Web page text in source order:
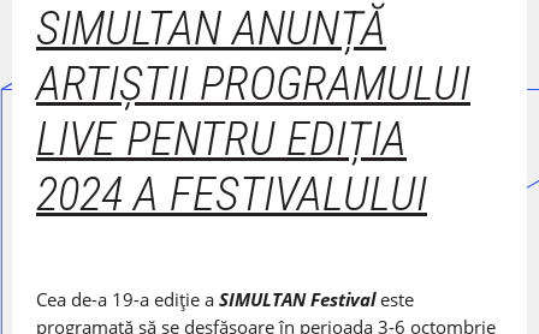
SIMULTAN ANUNȚĂ
ARTIȘTII PROGRAMULUI
LIVE PENTRU EDIȚIA
2024 A FESTIVALULUI
Cea de-a 19-a ediție a SIMULTAN Festivaleste
programată să se desfășoare în perioada 3-6 octombrie